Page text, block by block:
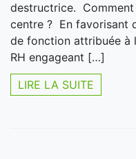
destructrice. Comment
centre ? En favorisant
de fonction attribuée à
RH engageant […]
LIRE LA SUITE